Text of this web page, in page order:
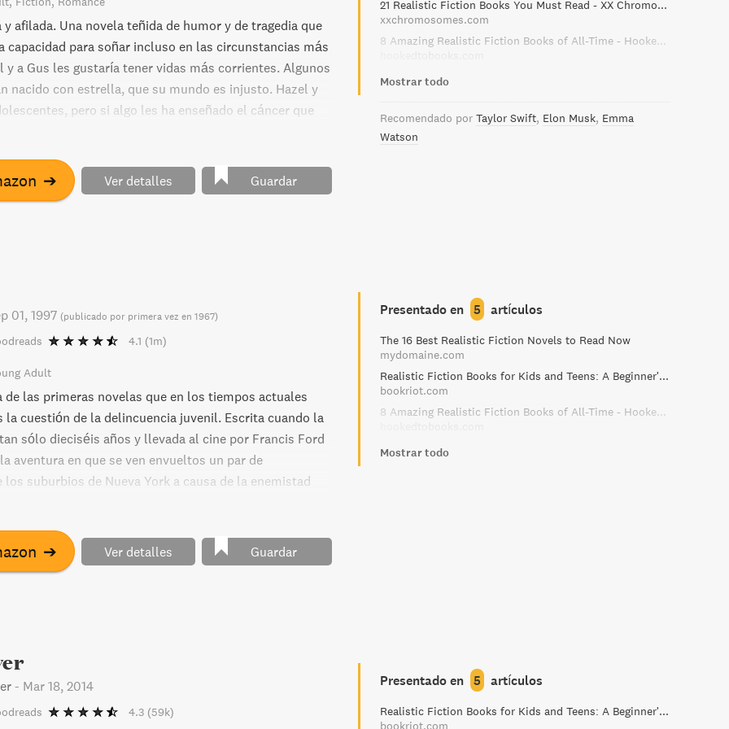
afilada. Una novela teñida de humor y de tragedia que
capacidad para soñar incluso en las circunstancias más
y a Gus les gustaría tener vidas más corrientes. Algunos
nacido con estrella, que su mundo es injusto. Hazel y
pero si algo les ha enseñado el cáncer que
que no hay tiempo para lamentos, porque, nos guste o
deseo de Hazel —conocer a su escritor favorito—,
Atlántico para vivir una aventura contrarreloj, tan
➔ Ver detalles Guardar
21 Realistic Fiction Books You Must Read - XX Chromosomes
xxchromosomes.com
8 Amazing Realistic Fiction Books of All-Time - Hooked To Books
Mostrar todo
Recomendado por Taylor Swift Elon Musk Emma
Watson
01, 1997 (publicado por primera vez en 1967)
4.1 (1m)
Adult
de las primeras novelas que en los tiempos actuales
cuestión de la delincuencia juvenil. Escrita cuando la
sólo dieciséis años y llevada al cine por Francis Ford
aventura en que se ven envueltos un par de
los suburbios de Nueva York a causa de la enemistad
de una pelea cuyos motivos habría que detectar en
culpables.
➔ Ver detalles Guardar
Presentado en 5 artículos
The 16 Best Realistic Fiction Novels to Read Now
mydomaine.com
Realistic Fiction Books for Kids and Teens: A Beginner's Guide
bookriot.com
8 Amazing Realistic Fiction Books of All-Time - Hooked To Books
Mostrar todo
- Mar 18, 2014
4.3 (59k)
Presentado en 5 artículos
Realistic Fiction Books for Kids and Teens: A Beginner's Guide
bookriot.com